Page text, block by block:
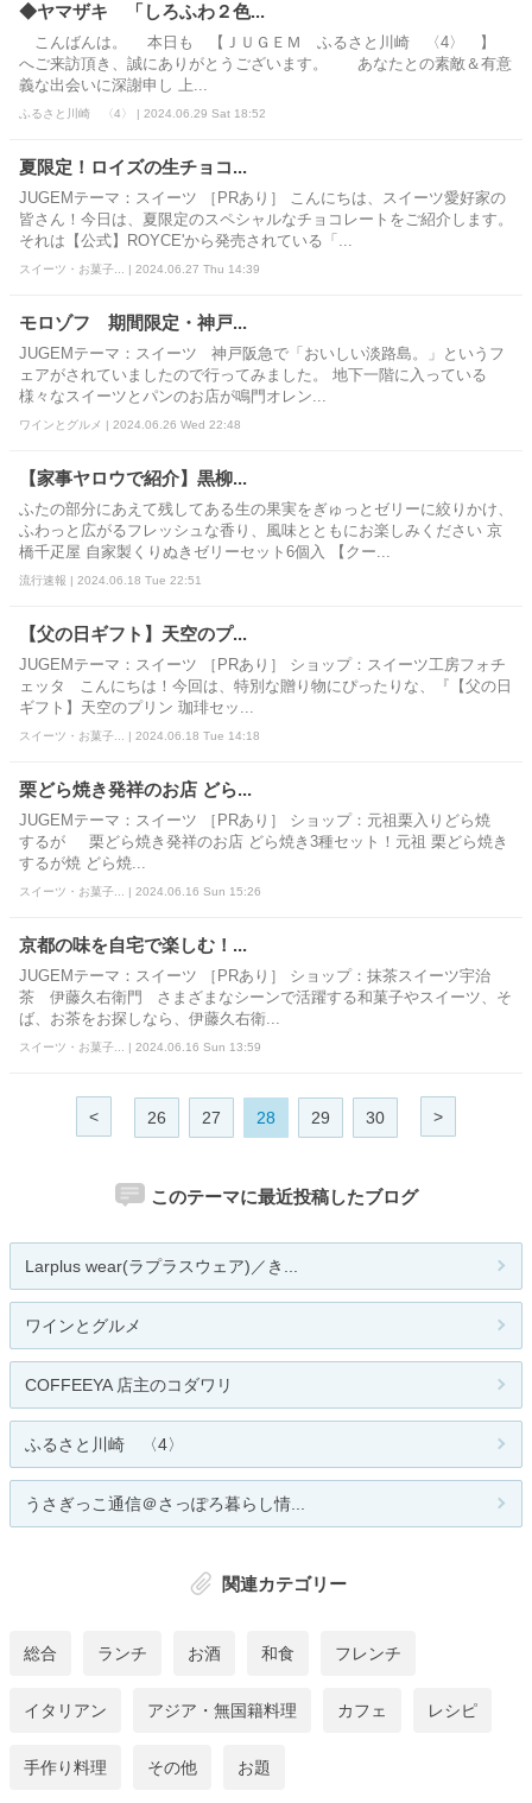
◆ヤマザキ 「しろふわ２色...
こんばんは。 本日も 【ＪＵＧＥＭ ふるさと川崎 〈4〉 】
へご来訪頂き、誠にありがとうございます。 あなたとの素敵＆有意
義な出会いに深謝申し 上...
ふるさと川崎 〈4〉 | 2024.06.29 Sat 18:52
夏限定！ロイズの生チョコ...
JUGEMテーマ：スイーツ ［PRあり］ こんにちは、スイーツ愛好家の
皆さん！今日は、夏限定のスペシャルなチョコレートをご紹介します。
それは【公式】ROYCE'から発売されている「...
スイーツ・お菓子... | 2024.06.27 Thu 14:39
モロゾフ 期間限定・神戸...
JUGEMテーマ：スイーツ 神戸阪急で「おいしい淡路島。」というフ
ェアがされていましたので行ってみました。 地下一階に入っている
様々なスイーツとパンのお店が鳴門オレン...
ワインとグルメ | 2024.06.26 Wed 22:48
【家事ヤロウで紹介】黒柳...
ふたの部分にあえて残してある生の果実をぎゅっとゼリーに絞りかけ、
ふわっと広がるフレッシュな香り、風味とともにお楽しみください 京
橋千疋屋 自家製くりぬきゼリーセット6個入 【クー...
流行速報 | 2024.06.18 Tue 22:51
【父の日ギフト】天空のプ...
JUGEMテーマ：スイーツ ［PRあり］ ショップ：スイーツ工房フォチ
ェッタ こんにちは！今回は、特別な贈り物にぴったりな、『【父の日
ギフト】天空のプリン 珈琲セッ...
スイーツ・お菓子... | 2024.06.18 Tue 14:18
栗どら焼き発祥のお店 どら...
JUGEMテーマ：スイーツ ［PRあり］ ショップ：元祖栗入りどら焼
するが 栗どら焼き発祥のお店 どら焼き3種セット！元祖 栗どら焼き
するが焼 どら焼...
スイーツ・お菓子... | 2024.06.16 Sun 15:26
京都の味を自宅で楽しむ！...
JUGEMテーマ：スイーツ ［PRあり］ ショップ：抹茶スイーツ宇治
茶 伊藤久右衛門 さまざまなシーンで活躍する和菓子やスイーツ、そ
ば、お茶をお探しなら、伊藤久右衛...
スイーツ・お菓子... | 2024.06.16 Sun 13:59
< 26 27 28 29 30 >
このテーマに最近投稿したブログ
Larplus wear(ラプラスウェア)／き...
ワインとグルメ
COFFEEYA 店主のコダワリ
ふるさと川崎 〈4〉
うさぎっこ通信＠さっぽろ暮らし情...
関連カテゴリー
総合 ランチ お酒 和食 フレンチ
イタリアン アジア・無国籍料理 カフェ レシピ
手作り料理 その他 お題